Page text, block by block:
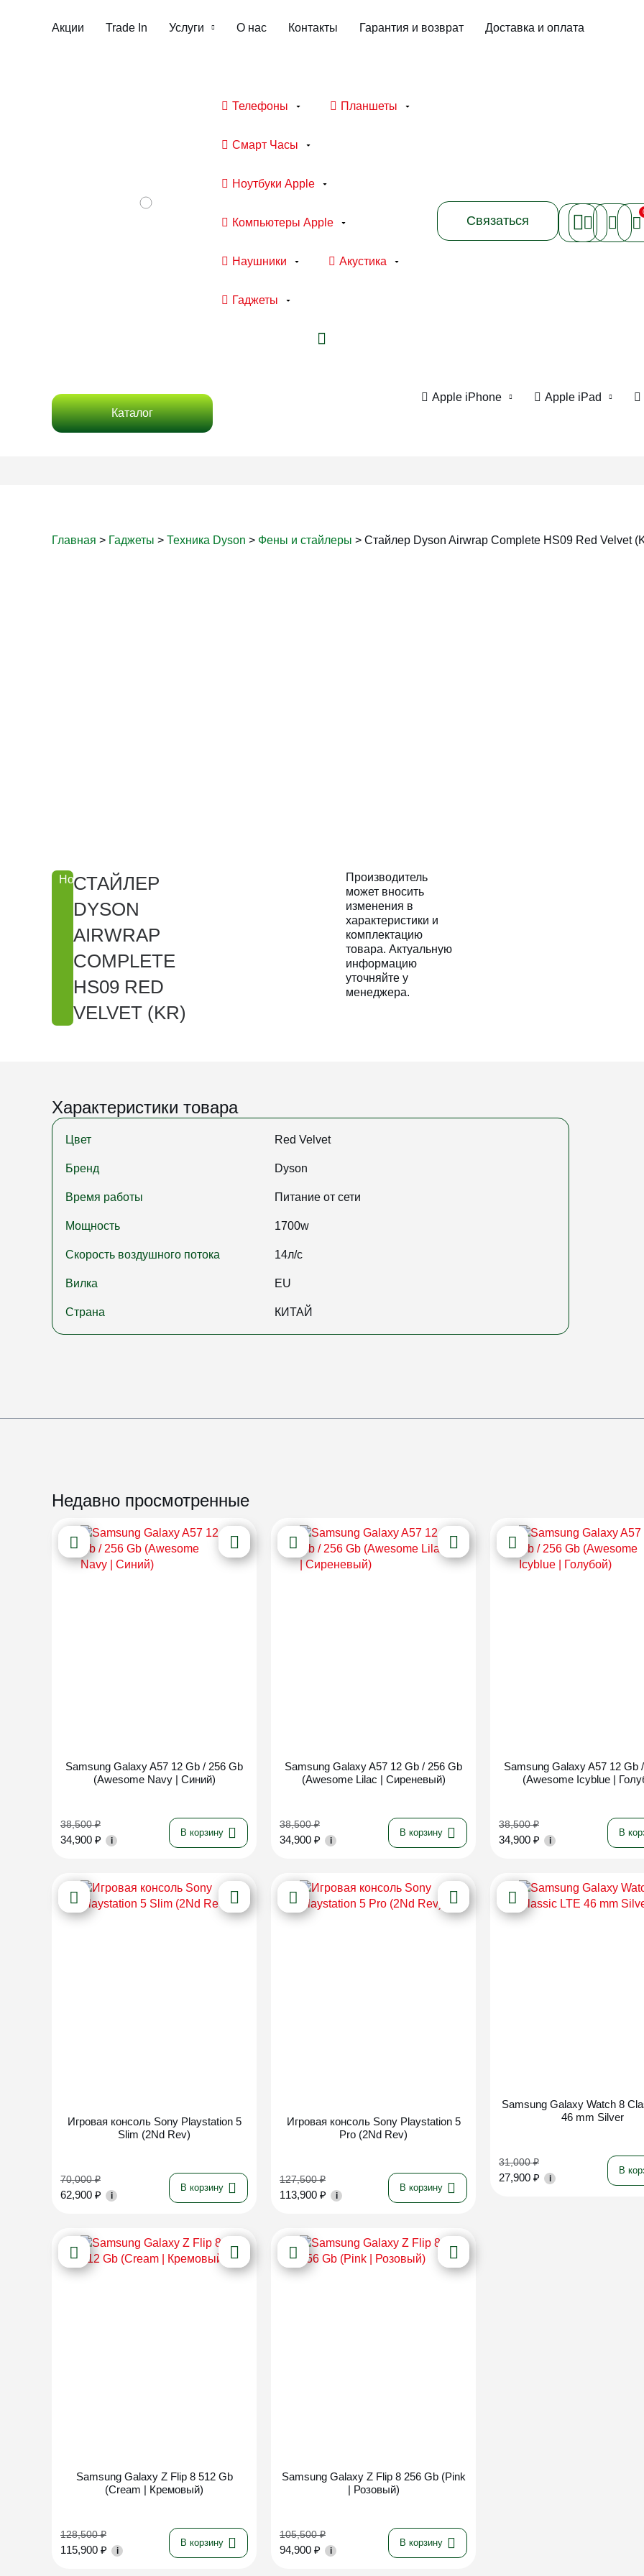
Акции Trade In Услуги О нас Контакты Гарантия и возврат
Доставка и оплата
Телефоны Планшеты
Смарт Часы
Ноутбуки Apple
Компьютеры Apple
Наушники Акустика
Гаджеты
Связаться
Каталог
Apple iPhone Apple iPad
Главная > Гаджеты > Техника Dyson > Фены и стайлеры > Стайлер Dyson Airwrap Complete HS09 Red Velvet
Новинка
СТАЙЛЕР
DYSON
AIRWRAP
COMPLETE
HS09 RED
VELVET (KR)
Производитель
может вносить
изменения в
характеристики и
комплектацию
товара. Актуальную
информацию
уточняйте у
менеджера.
Характеристики товара
Цвет Red Velvet
Бренд Dyson
Время работы Питание от сети
Мощность 1700w
Скорость воздушного потока 14л/с
Вилка EU
Страна КИТАЙ
Недавно просмотренные
Samsung Galaxy A57 12 Gb / 256 Gb
(Awesome Navy | Синий)
38,500₽
34,900 ₽ i
В корзину
Samsung Galaxy A57 12 Gb / 256 Gb
(Awesome Lilac | Сиреневый)
38,500₽
34,900 ₽ i
В корзину
Samsung Galaxy A57 12 Gb
(Awesome Icyblue |
38,500₽
34,900 ₽ i
В
Игровая консоль Sony Playstation 5
Slim (2Nd Rev)
70,000₽
62,900 ₽ i
В корзину
Игровая консоль Sony Playstation 5
Pro (2Nd Rev)
127,500₽
113,900 ₽ i
В корзину
Samsung Galaxy Watch 8
46 mm Silver
31,000₽
27,900 ₽ i
В
Samsung Galaxy Z Flip 8 512 Gb
(Cream | Кремовый)
128,500₽
115,900 ₽ i
В корзину
Samsung Galaxy Z Flip 8 256 Gb (Pink
| Розовый)
105,500₽
94,900 ₽ i
В корзину